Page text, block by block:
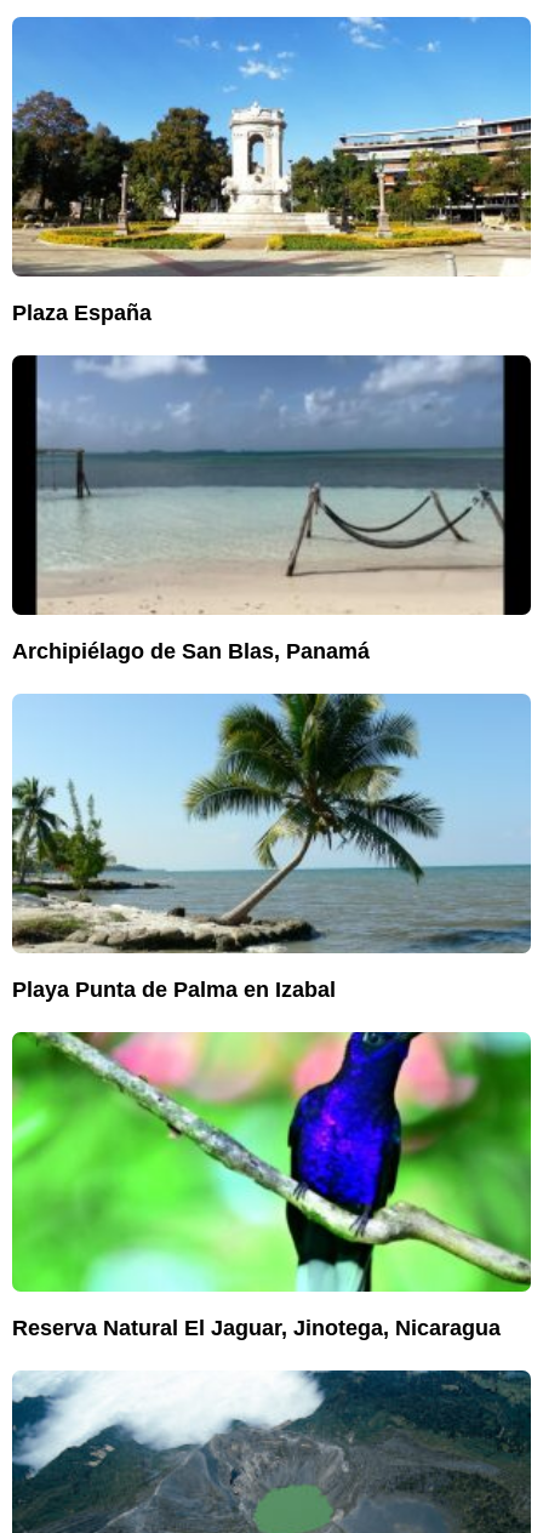
Plaza España
Archipiélago de San Blas, Panamá
Playa Punta de Palma en Izabal
Reserva Natural El Jaguar, Jinotega, Nicaragua